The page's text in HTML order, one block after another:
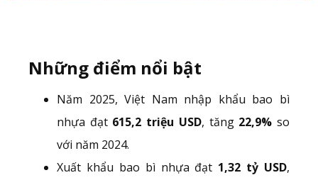
Những điểm nổi bật
Năm 2025, Việt Nam nhập khẩu bao bì
nhựa đạt 615,2 triệu USD, tăng 22,9% so
với năm 2024.
Xuất khẩu bao bì nhựa đạt 1,32 tỷ USD,